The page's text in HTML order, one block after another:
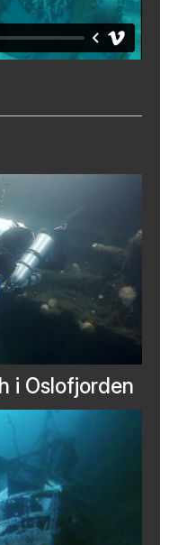
i Oslofjorden